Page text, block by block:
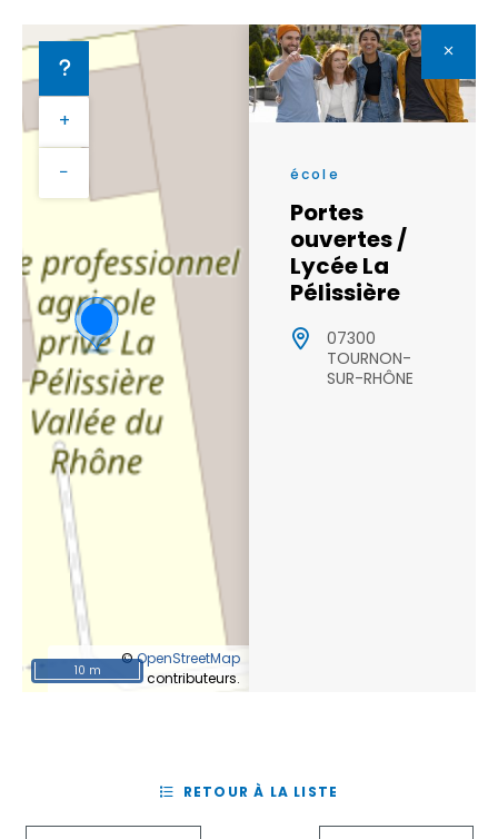
+
−
©OpenStreetMap
contributeurs.
10 m
école
Portes
ouvertes /
Lycée La
Pélissière
07300
TOURNON-
SUR-RHÔNE
RETOUR À LA LISTE